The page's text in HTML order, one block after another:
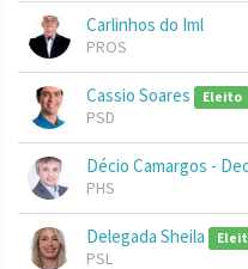
Carlinhos do Iml
PROS
Cassio Soares Eleito
PSD
Décio Camargos -
PHS
Delegada Sheila
PSL